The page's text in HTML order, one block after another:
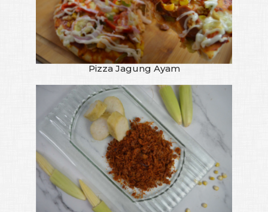
Pizza Jagung Ayam